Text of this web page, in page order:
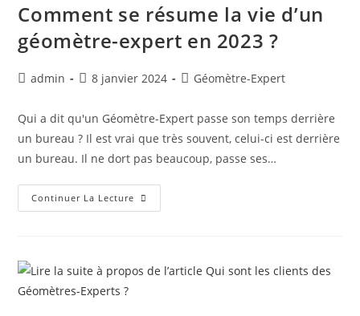
Comment se résume la vie d’un
géomètre-expert en 2023 ?
admin 8 janvier 2024 Géomètre-Expert
Qui a dit qu'un Géomètre-Expert passe son temps derrière
un bureau ? Il est vrai que très souvent, celui-ci est derrière
un bureau. Il ne dort pas beaucoup, passe ses…
Continuer La Lecture